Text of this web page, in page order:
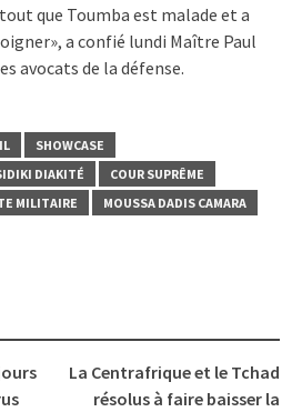
que Toumba est malade et a
a confié lundi Maître Paul
avocats de la défense.
SHOWCASE
DIAKITÉ
COUR SUPRÊME
MILITAIRE
MOUSSA DADIS CAMARA
La Centrafrique et le Tchad
résolus à faire baisser la